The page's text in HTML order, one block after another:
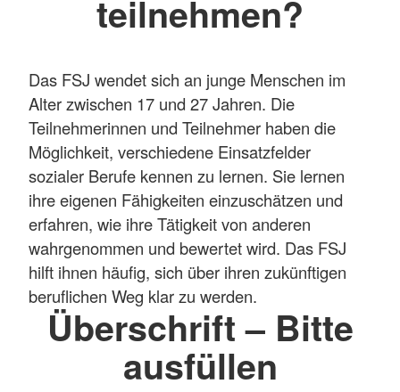
teilnehmen?
Das FSJ wendet sich an junge Menschen im
Alter zwischen 17 und 27 Jahren. Die
Teilnehmerinnen und Teilnehmer haben die
Möglichkeit, verschiedene Einsatzfelder
sozialer Berufe kennen zu lernen. Sie lernen
ihre eigenen Fähigkeiten einzuschätzen und
erfahren, wie ihre Tätigkeit von anderen
wahrgenommen und bewertet wird. Das FSJ
hilft ihnen häufig, sich über ihren zukünftigen
beruflichen Weg klar zu werden.
Überschrift – Bitte
ausfüllen